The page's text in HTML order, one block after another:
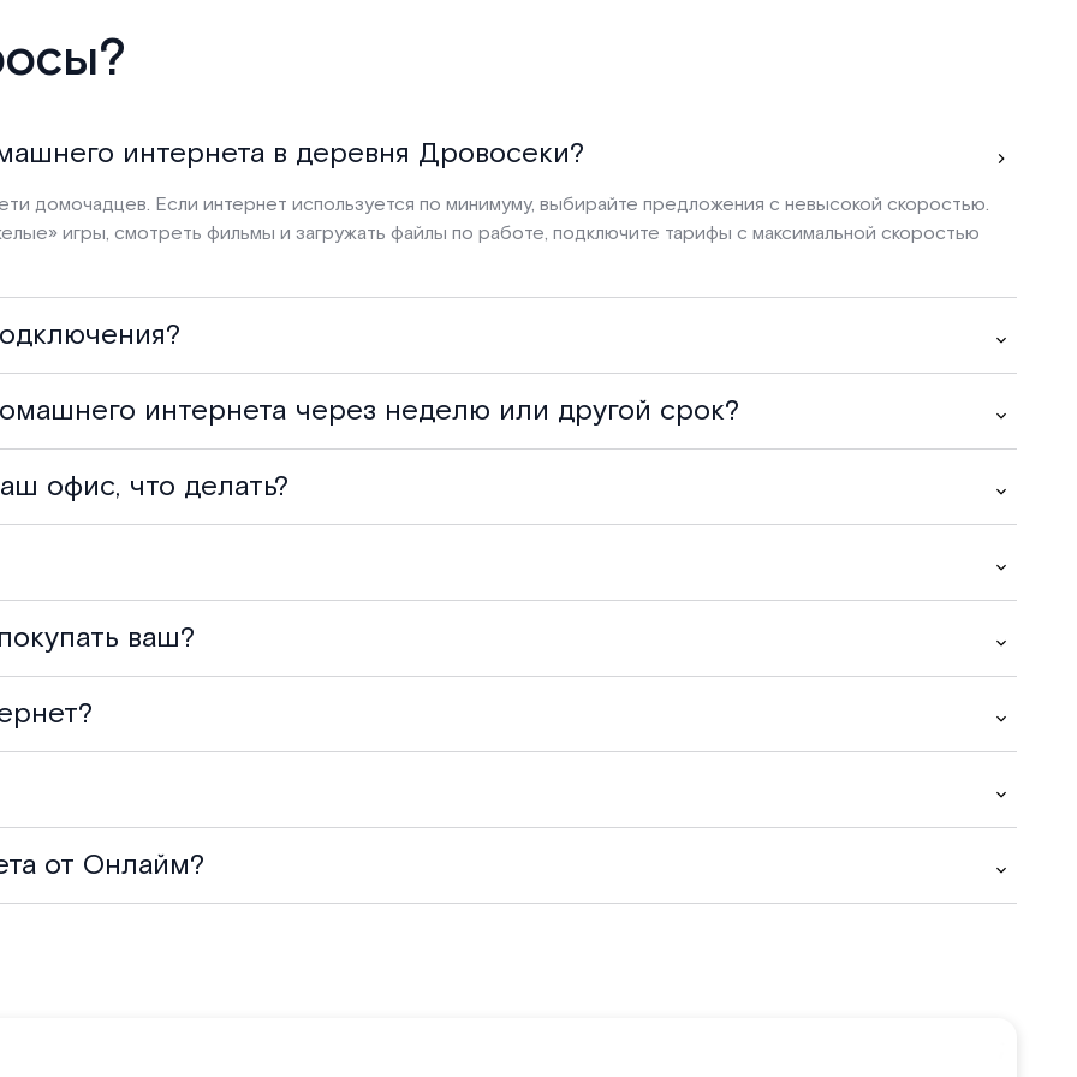
интернета в деревня Дровосеки?
домочадцев. Если интернет используется по минимуму, выбирайте предложения с невысокой скоростью.
игры, смотреть фильмы и загружать файлы по работе, подключите тарифы с максимальной скоростью
интернета через неделю или другой срок?
офис, что делать?
ваш?
от Онлайм?